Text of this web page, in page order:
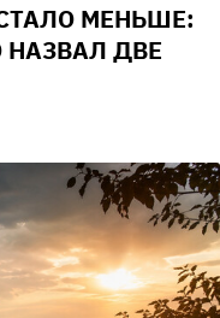
МЕНЬШЕ:
ДВЕ